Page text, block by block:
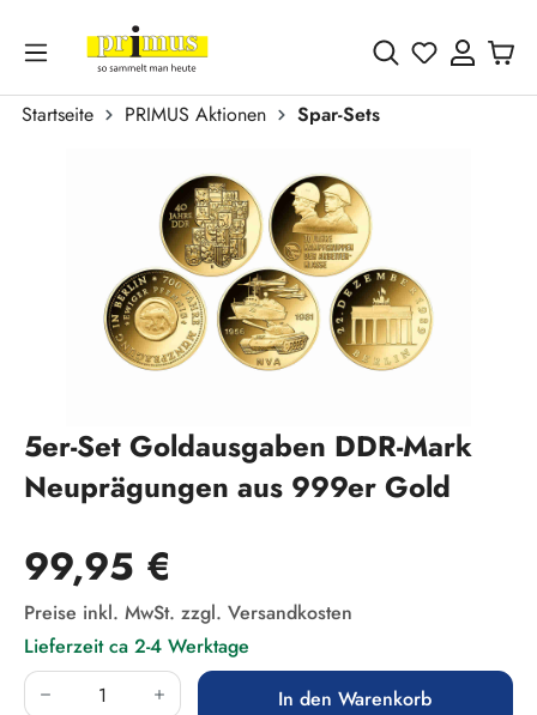
Zum Hauptinhalt springen
Du hast 0
Startseite PRIMUS Aktionen
Spar-Sets
5er-Set Goldausgaben DDR-Mark
Neuprägungen aus 999er Gold
Regulärer Preis:
99,95 €
Preise inkl. MwSt. zzgl. Versandkosten
Lieferzeit ca 2-4 Werktage
Produkt Anzahl: Gib den gewünschten Wert
In den Warenkorb